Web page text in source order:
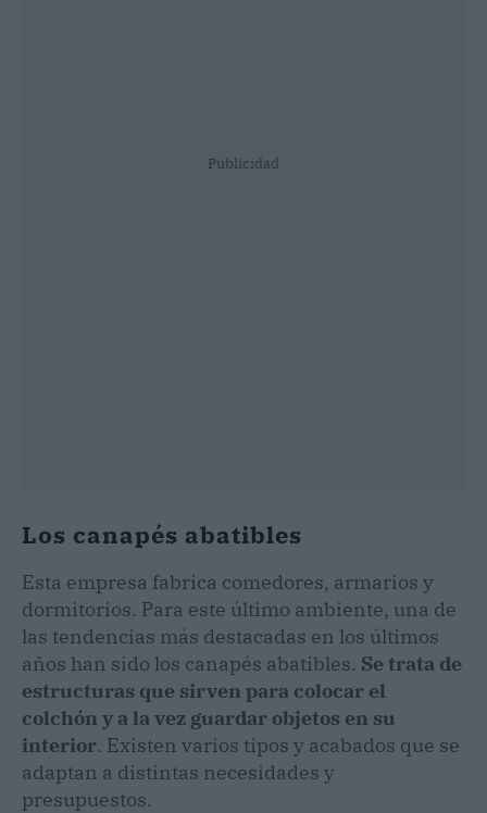
Publicidad
Los canapés abatibles
Esta empresa fabrica comedores, armarios y
dormitorios. Para este último ambiente, una de
las tendencias más destacadas en los últimos
años han sido los canapés abatibles. Se trata de
estructuras que sirven para colocar el
colchón y a la vez guardar objetos en su
interior. Existen varios tipos y acabados que se
adaptan a distintas necesidades y
presupuestos.